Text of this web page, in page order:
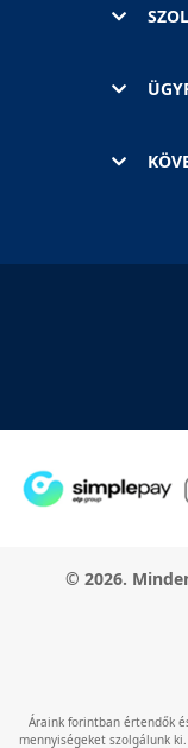
© 2026.
Áraink forintban értendők
mennyiségeket szolgálunk